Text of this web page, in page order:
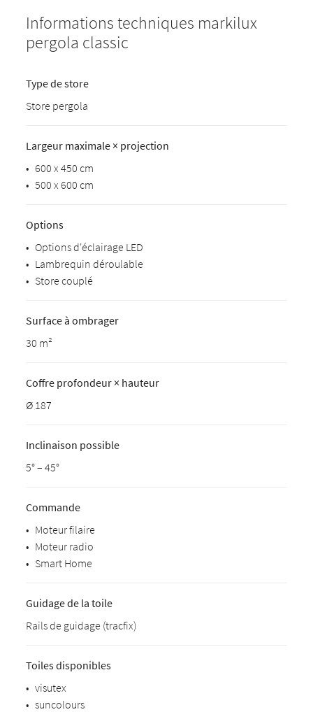
Informations techniques markilux
pergola classic
Type de store
Store pergola
Largeur maximale × projection
• 600 x 450 cm
• 500 x 600 cm
Options
• Options d'éclairage LED
• Lambrequin déroulable
• Store couplé
Surface à ombrager
30 m²
Coffre profondeur × hauteur
Ø 187
Inclinaison possible
5° – 45°
Commande
• Moteur filaire
• Moteur radio
• Smart Home
Guidage de la toile
Rails de guidage (tracfix)
Toiles disponibles
• visutex
• suncolours